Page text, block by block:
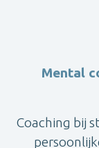
Mental
Coaching bij